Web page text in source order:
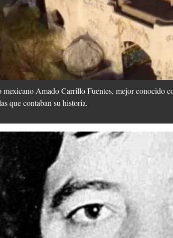
mexicano Amado Carrillo Fuentes, mejor conocido
que contaban su historia.